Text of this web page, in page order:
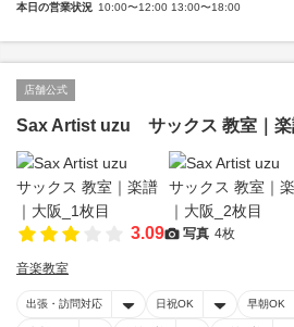
本日の営業状況 10:00〜12:00 13:00〜18:00
店舗公式
Sax Artist uzu サックス 教室｜楽
3.09 写真 4枚
音楽教室
出張・訪問対応 日祝OK 早朝OK